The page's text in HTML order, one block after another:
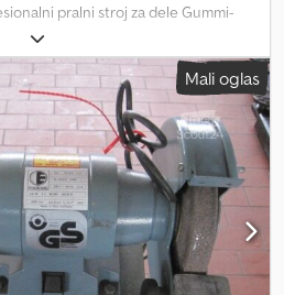
pralni stroj za dele Gummi-
uporabljena in je v zelo dobrem,
Prosimo, ne pošiljajte povpraševanj
vam z veseljem na voljo po telefonu.
in prevzem sta možna le po
Pridržujemo si pravico do
in napak.
Mali oglas